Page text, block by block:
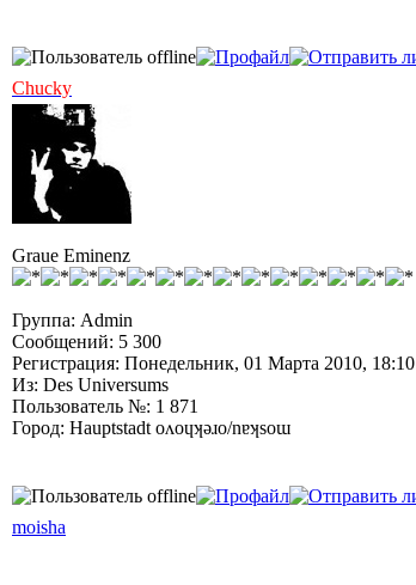
Chucky
Graue Eminenz
Группа: Admin
Сообщений: 5 300
Регистрация: Понедельник, 01 Марта 2010, 18:10
Из: Des Universums
Пользователь №: 1 871
Город: Hauptstadt oʌoɥʞǝɹo/nɐʞsoɯ
moisha